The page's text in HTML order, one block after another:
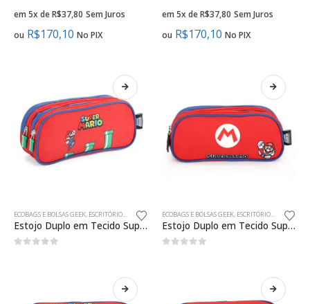
em 5x deR$37,80 Sem Juros
ou R$170,10 No PIX
em 5x deR$37,80 Sem Juros
ou R$170,10 No PIX
ECOBAGS E BOLSAS GEEK, ESCRITÓRIO,GAMES PAPELARIA E INFORMÁTICA
Estojo Duplo em Tecido Super Mario Bros
ECOBAGS E BOLSAS GEEK, ESCRITÓRIO,GAMES
Estojo Duplo em Tecido Super Mario